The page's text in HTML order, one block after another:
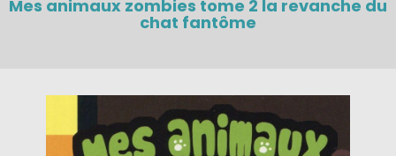
Mes animaux zombies tome 2 la revanche du
chat fantôme